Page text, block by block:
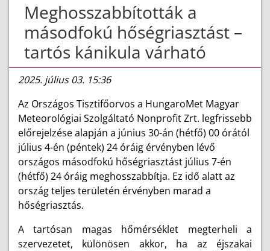
Meghosszabbították a
másodfokú hőségriasztást –
tartós kánikula várható
2025. július 03. 15:36
Az Országos Tisztifőorvos a HungaroMet Magyar
Meteorológiai Szolgáltató Nonprofit Zrt. legfrissebb
előrejelzése alapján a június 30-án (hétfő) 00 órától
július 4-én (péntek) 24 óráig érvényben lévő
országos másodfokú hőségriasztást július 7-én
(hétfő) 24 óráig meghosszabbítja. Ez idő alatt az
ország teljes területén érvényben marad a
hőségriasztás.
A tartósan magas hőmérséklet megterheli a
szervezetet, különösen akkor, ha az éjszakai